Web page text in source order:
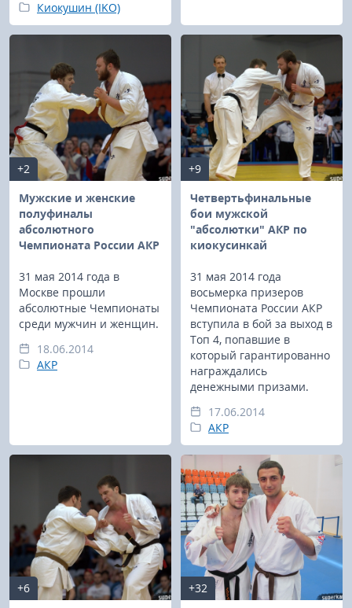
Киокушин (IKO)
+2
Мужские и женские
полуфиналы
абсолютного
Чемпионата России АКР
31 мая 2014 года в
Москве прошли
абсолютные Чемпионаты
среди мужчин и женщин.
18.06.2014
АКР
+9
Четвертьфинальные
бои мужской
"абсолютки" АКР по
киокусинкай
31 мая 2014 года
восьмерка призеров
Чемпионата России АКР
вступила в бой за выход в
Топ 4, попавшие в
который гарантированно
награждались
денежными призами.
17.06.2014
АКР
+6
+32